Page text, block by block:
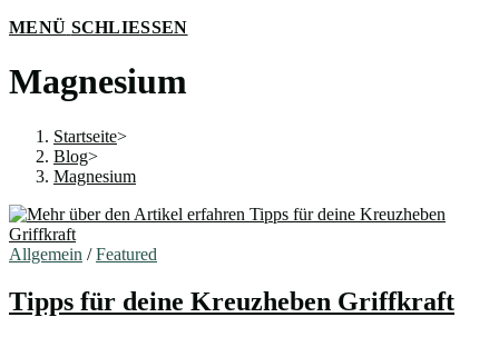
MENÜ SCHLIESSEN
Magnesium
Startseite>
Blog>
Magnesium
Allgemein /Featured
Tipps für deine Kreuzheben Griffkraft